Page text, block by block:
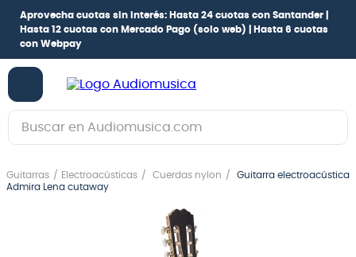
Aprovecha cuotas sin interés: Hasta 24 cuotas con Santander |
Hasta 12 cuotas con Mercado Pago (solo web) |
Hasta 6 cuotas
con Webpay
Buscar en Audiomusica.com
Guitarras Electroacústicas Cuerdas nylon
Guitarra electroacústica
Admira Lena cutaway
1.
guitarra electrica